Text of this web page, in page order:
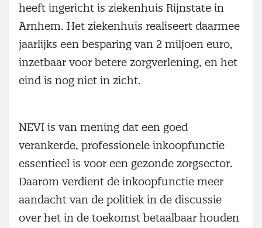
heeft ingericht is ziekenhuis Rijnstate in
Arnhem. Het ziekenhuis realiseert daarmee
jaarlijks een besparing van 2 miljoen euro,
inzetbaar voor betere zorgverlening, en het
eind is nog niet in zicht.
NEVI is van mening dat een goed
verankerde, professionele inkoopfunctie
essentieel is voor een gezonde zorgsector.
Daarom verdient de inkoopfunctie meer
aandacht van de politiek in de discussie
over het in de toekomst betaalbaar houden